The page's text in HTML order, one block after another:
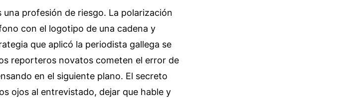
profesión de riesgo. La polarización
con el logotipo de una cadena y
que aplicó la periodista gallega se
reporteros novatos cometen el error de
en el siguiente plano. El secreto
ojos al entrevistado, dejar que hable y